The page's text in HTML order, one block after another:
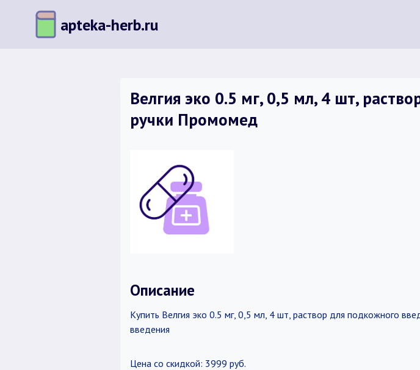
содержимому
apteka-herb.ru
Велгия эко 0.5 мг, 0,5 мл, 4 шт,
ручки Промомед
Описание
Купить Велгия эко 0.5 мг, 0,5 мл, 4 шт, раствор для подкожного
введения
Цена со скидкой: 3999 руб.